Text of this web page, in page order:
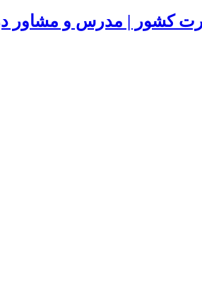
کشور | مدرس و مشاور در